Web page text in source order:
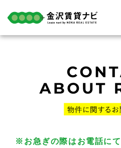
※お急ぎの際はお電話に